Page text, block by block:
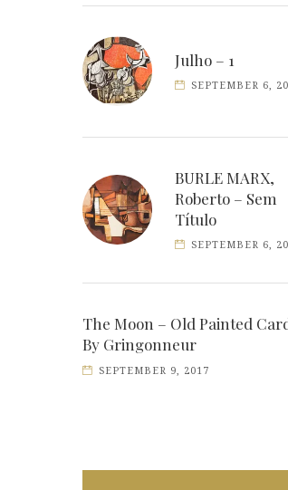
Julho – 1
SEPTEMBER 6,
BURLE MARX,
Roberto – Sem
Título
SEPTEMBER 6,
The Moon – Old Painted
By Gringonneur
SEPTEMBER 9, 2017